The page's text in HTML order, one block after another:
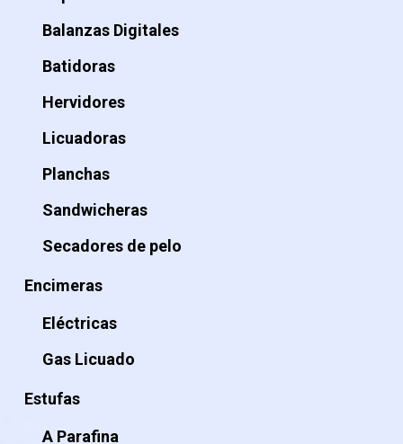
Balanzas Digitales
Batidoras
Hervidores
Licuadoras
Planchas
Sandwicheras
Secadores de pelo
Encimeras
Eléctricas
Gas Licuado
Estufas
A Parafina